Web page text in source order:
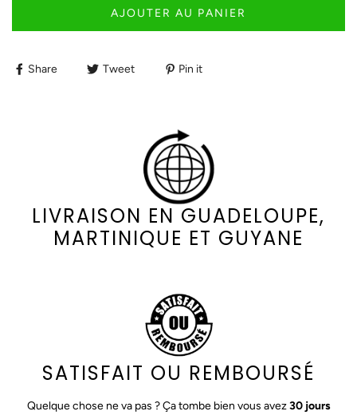
AJOUTER AU PANIER
Share Tweet Pin it
LIVRAISON EN GUADELOUPE,
MARTINIQUE ET GUYANE
SATISFAIT OU REMBOURSÉ
Quelque chose ne va pas ? Ça tombe bien vous avez30 jours